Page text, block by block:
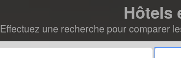
Hôtels
Effectuez une recherche pour comparer